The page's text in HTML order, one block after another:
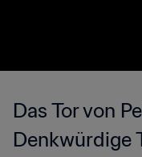
Das Tor von
Denkwürdige